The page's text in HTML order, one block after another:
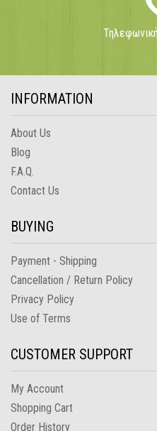
INFORMATION
About Us
Blog
F.A.Q.
Contact Us
BUYING
Payment - Shipping
Cancellation / Return Policy
Privacy Policy
Use of Terms
CUSTOMER SUPPORT
My Account
Shopping Cart
Order History